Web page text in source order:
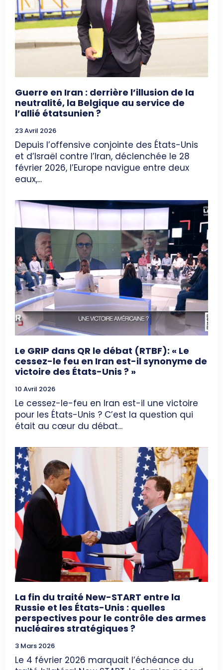
Guerre en Iran : derrière l’illusion de la
neutralité, la Belgique au service de
l’allié étatsunien ?
23 Avril 2026
Depuis l’offensive conjointe des États-Unis
et d’Israël contre l’Iran, déclenchée le 28
février 2026, l’Europe navigue entre deux
eaux,...
Le GRIP dans QR le débat (RTBF): « Le
cessez-le feu en Iran est-il synonyme de
victoire des États-Unis ? »
10 Avril 2026
Le cessez-le-feu en Iran est-il une victoire
pour les États-Unis ? C’est la question qui
était au cœur du débat...
La fin du traité New-START entre la
Russie et les États-Unis : quelles
perspectives pour le contrôle des armes
nucléaires stratégiques ?
3 Mars 2026
Le 4 février 2026 marquait l’échéance du